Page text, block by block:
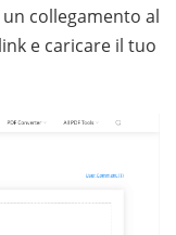
collegamento al
e caricare il tuo